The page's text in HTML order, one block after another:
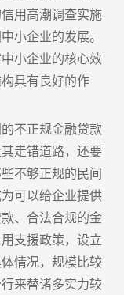
用高潮调查实施
小企业的发展。
小企业的核心效
具有良好的作
不正规金融贷款
走错道路，还要
不够正规的民间
可以给企业提供
、合法合规的金
支援政策，设立
情况，规模比较
来替诸多实力较